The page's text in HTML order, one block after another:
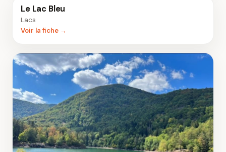
Le Lac Bleu
Lacs
Voir la fiche →